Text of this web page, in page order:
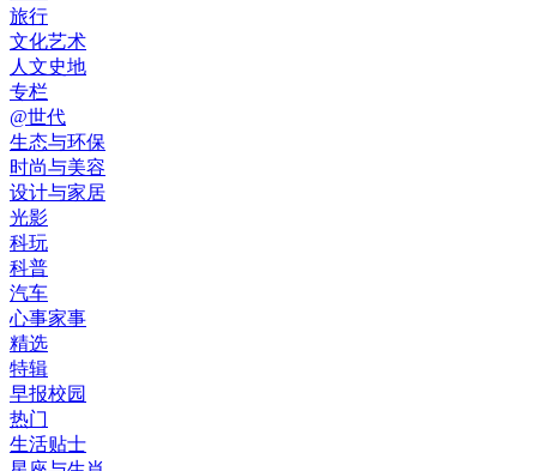
旅行
文化艺术
人文史地
专栏
@世代
生态与环保
时尚与美容
设计与家居
光影
科玩
科普
汽车
心事家事
精选
特辑
早报校园
热门
生活贴士